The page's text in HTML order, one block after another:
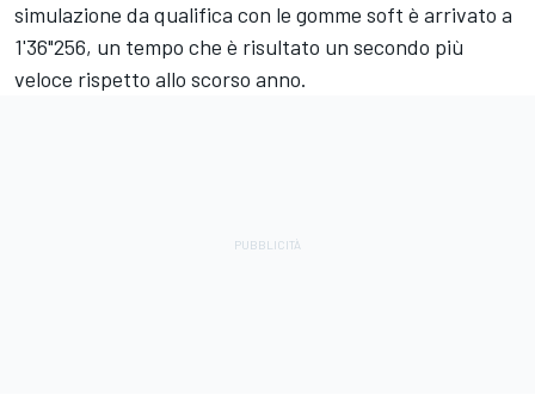
simulazione da qualifica con le gomme soft è arrivato a
1'36"256, un tempo che è risultato un secondo più
veloce rispetto allo scorso anno.